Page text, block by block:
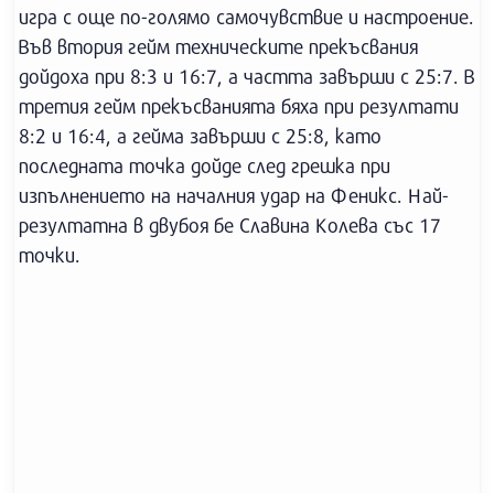
игра с още по-голямо самочувствие и настроение.
Във втория гейм техническите прекъсвания
дойдоха при 8:3 и 16:7, а частта завърши с 25:7. В
третия гейм прекъсванията бяха при резултати
8:2 и 16:4, а гейма завърши с 25:8, като
последната точка дойде след грешка при
изпълнението на началния удар на Феникс. Най-
резултатна в двубоя бе Славина Колева със 17
точки.